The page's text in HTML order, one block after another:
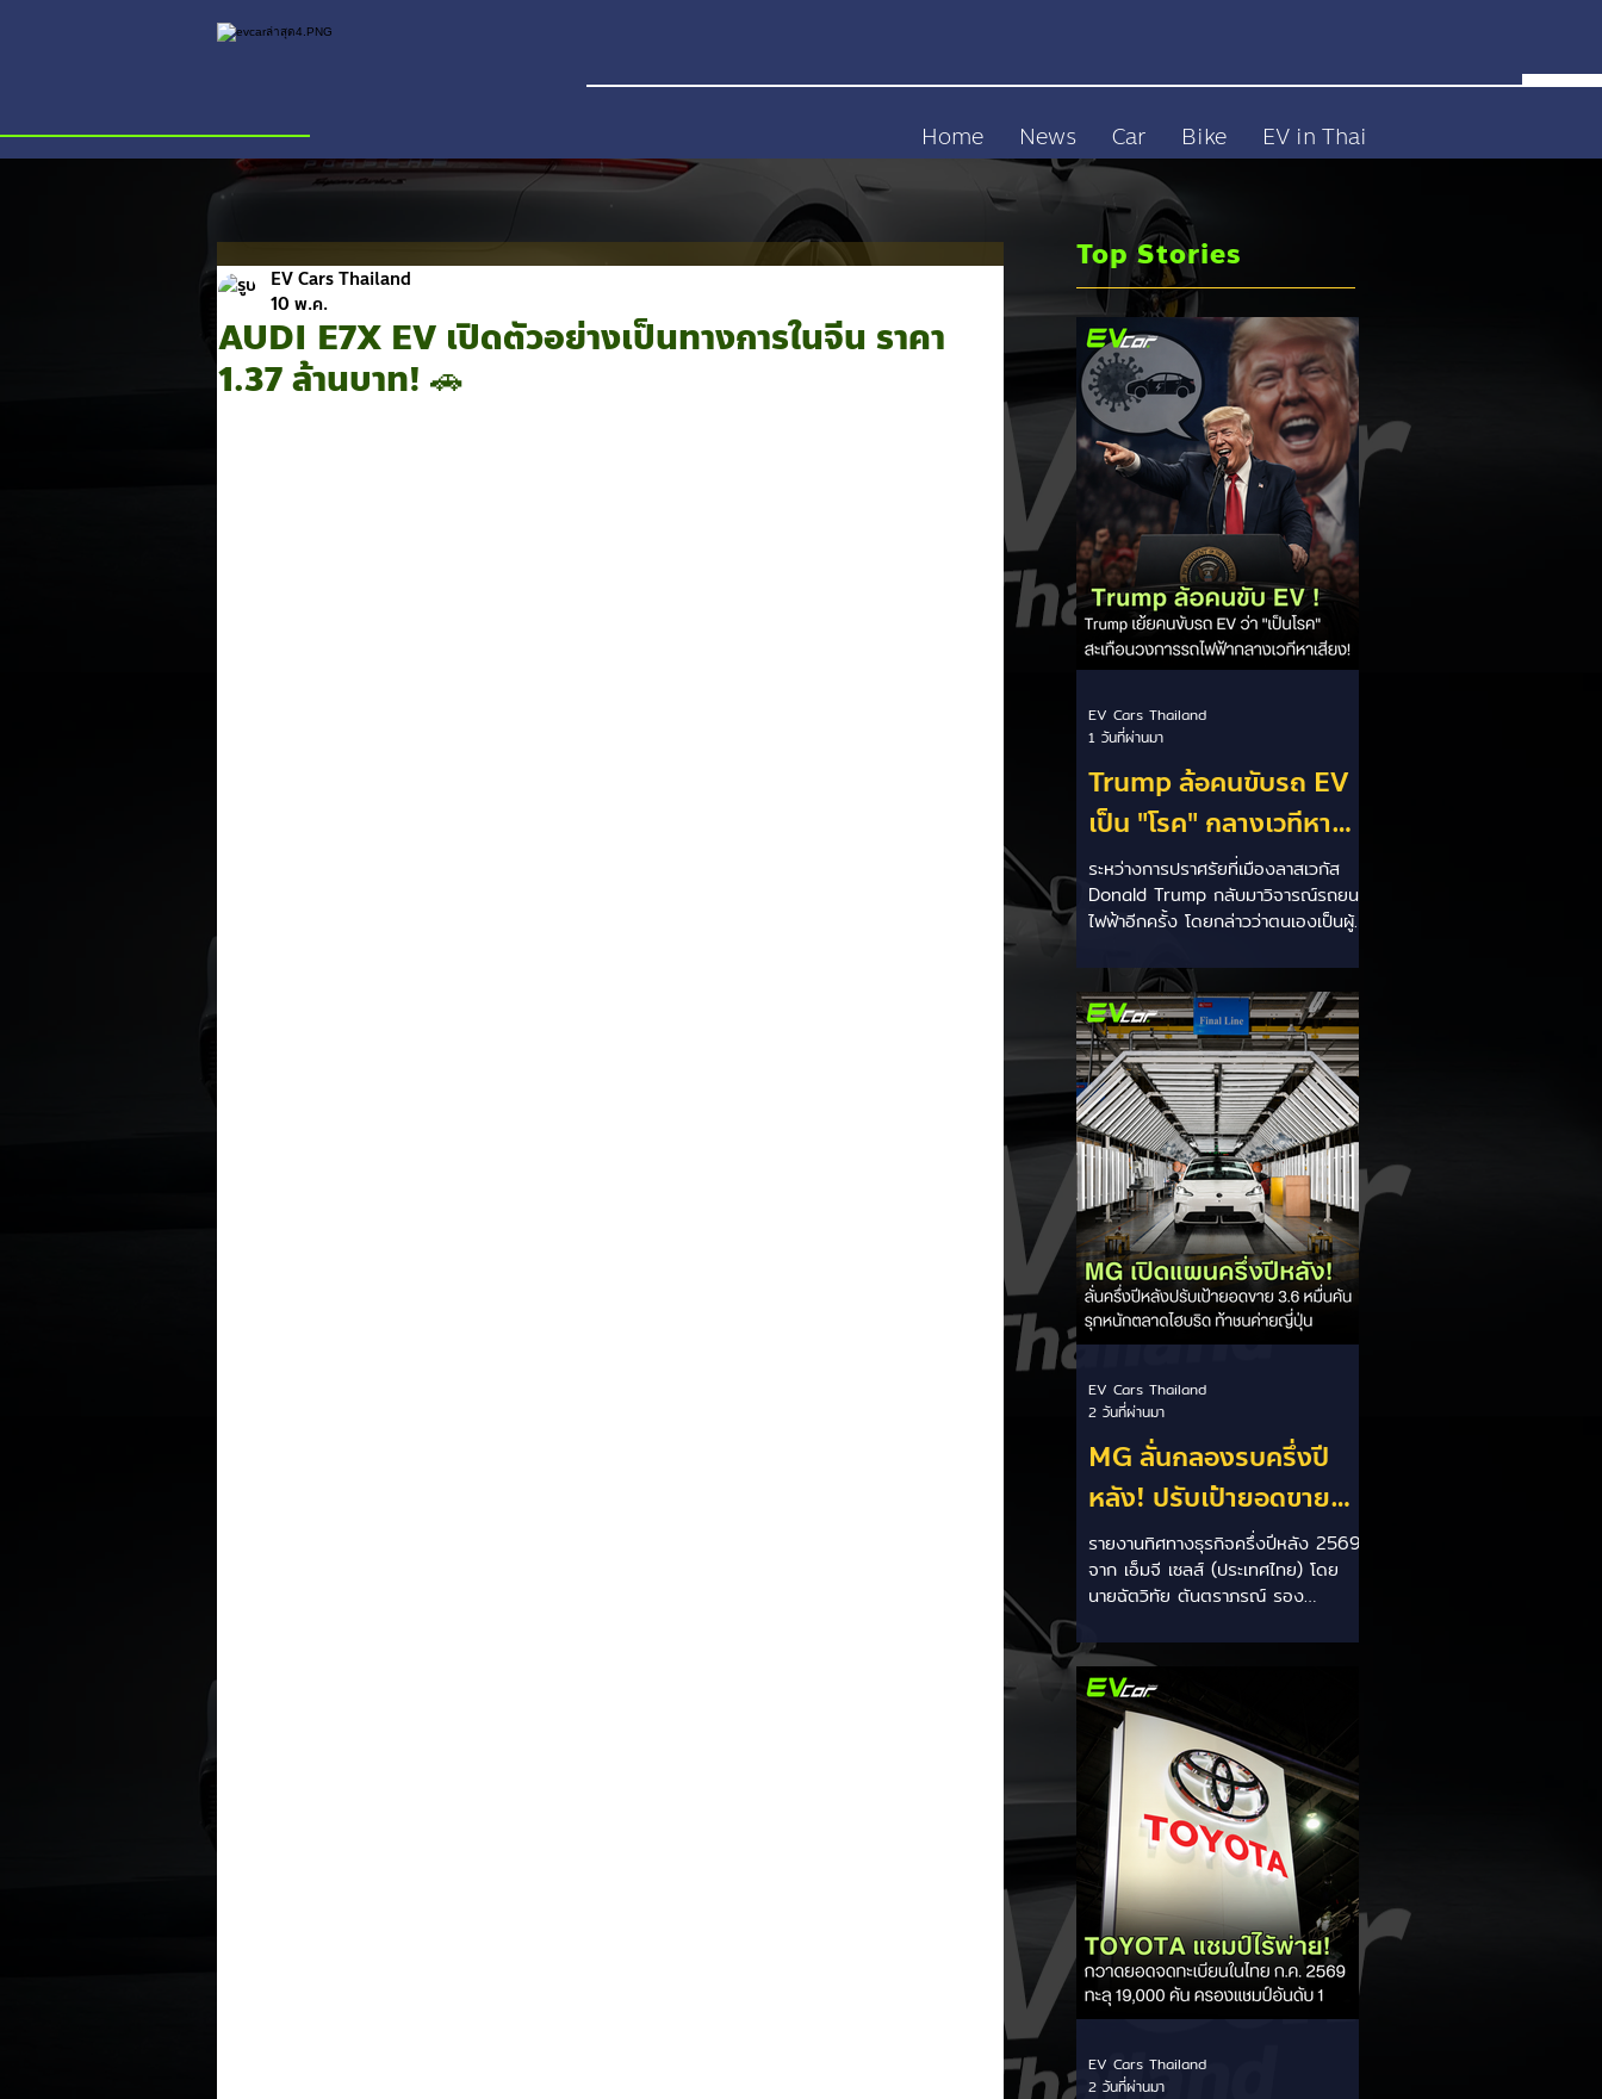
Home News Car Bike EV in Thai
AUDI E7X EV เปิดตัวอย่างเป็นทางการในจีน ราคา
1.37 ล้านบาท! 🚗
EV Cars Thailand
10 พ.ค.
Top Stories
Trump ล้อคนขับรถ EV
เป็น "โรค" กลางเวทีหา
เสียง! 🚘⚡
ระหว่างการปราศรัยที่เมืองลาสเวกัส
Donald Trump กลับมาวิจารณ์รถยนต์
ไฟฟ้าอีกครั้ง โดยกล่าวว่าตนเองเป็นผู้
ใช้รถยนต์ไฟฟ้าว่าเหมือน "เป็นโรค"
เพราะเริ่มกังวลเรื่องแบตเตอรี่ตั้งแต่ยัง
เหลือไฟจำนวนมาก และคอยมองหาสถา
นีชาร์จอยู่ตลอดเวลา ซึ่งสื่อมองว่า
เป็นการพาดพิงถึงอาการ Range
Anxiety หรือความกังวลเรื่องระยะทาง
วิ่งของรถ EV Trump ยังระบุว่า
ปัจจุบันรถยนต์ไฟฟ้ามีสัดส่วนเพียง
ประมาณ 7% ของยอดขายรถใหม่ใน
สหรัฐฯ และใช้ตัวเลขนี้เป็นเหตุผล
ประกอบว่า...
EV Cars Thailand
1 วันที่ผ่านมา
MG ลั่นกลองรบครึ่งปี
หลัง! ปรับเป้ายอดขาย
เพิ่มเป็น 36,000 คัน
พร้อมเดินหน้าลงศึกชิง
(HEV)
รายงานทิศทางธุรกิจครึ่งปีหลัง 2569
จาก เอ็มจี เซลส์ (ประเทศไทย) โดย
นายฉัตวิทัย ตันตราภรณ์ รอง
6 เดือนแรก (ม.ค. - มิ.ย.) โตพุ่ง 67%
แตะ 16,920 คัน พร้อมส่งสัญญาณ
ปรับเป้าหมายยอดขายรวมปีนี้เพิ่มขึ้นเป็น
36,000 คัน จากเดิมตั้งไว้ 30,000
คัน โดยพร้อมเร่งส่งมอบรถค้างสต็อก
(Back Order) ทั้งหมดในระยะเวลาอัน
สั้น - ปรับเป้าเติบโต & เคลียร์ Back
Order: ยอดขายครึ่งปีแรกที่เติบโตสูง
ถึง 67% ประกอบกับการแก้ไขปัญหา
การนำเข้าชิ้นส่วนจากสถานการณ์
ตึงเครียดในตะว
EV Cars Thailand
2 วันที่ผ่านมา
EV Cars Thailand
2 วันที่ผ่านมา